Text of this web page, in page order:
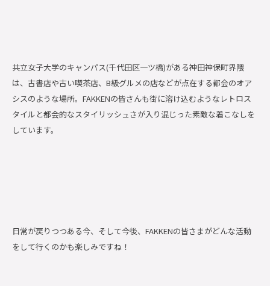
共立女子大学のキャンパス(千代田区一ツ橋)がある神田神保町界隈
は、古書店や古い喫茶店、B級グルメの店などが点在する都会のオア
シスのような場所。FAKKENの皆さんも街に溶け込むようなレトロス
タイルと都会的なスタイリッシュさが入り混じった素敵な着こなしを
しています。
日常が戻りつつある今、そして今後、FAKKENの皆さまがどんな活動
をして行くのかも楽しみですね！